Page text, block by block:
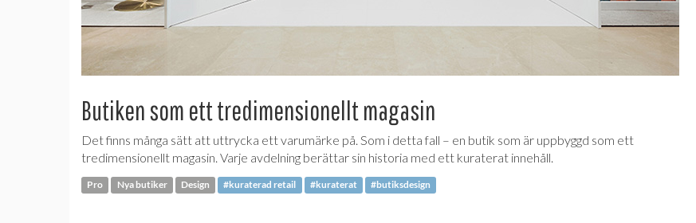
Butiken som ett tredimensionellt magasin
Det finns många sätt att uttrycka ett varumärke på. Som i detta fall – en butik som är uppbyggd som ett
tredimensionellt magasin. Varje avdelning berättar sin historia med ett kuraterat innehåll.
Pro Nya butiker Design #kuraterad retail #kuraterat #butiksdesign